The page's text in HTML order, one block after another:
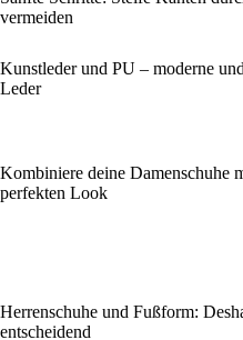
vermeiden
Kunstleder und PU – moderne
Leder
Kombiniere deine Damenschuhe
perfekten Look
Herrenschuhe und Fußform:
entscheidend